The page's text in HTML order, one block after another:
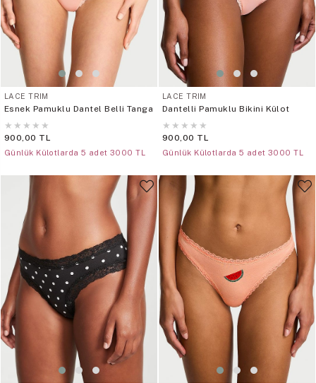
LACE TRIM
Esnek Pamuklu Dantel Belli Tanga
★ ★ ★ ★ ★
900,00 TL
Günlük Külotlarda 5 adet 3000 TL
LACE TRIM
Dantelli Pamuklu Bikini Külot
★ ★ ★ ★ ★
900,00 TL
Günlük Külotlarda 5 adet 3000 TL